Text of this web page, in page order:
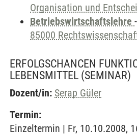
Organisation und
Betriebswirtschaftslehre -
85000
ERFOLGSCHANCEN
LEBENSMITTEL (SEMINAR)
Dozent/in: Serap Güler
Termin:
Einzeltermin | Fr, 10.10.2008,